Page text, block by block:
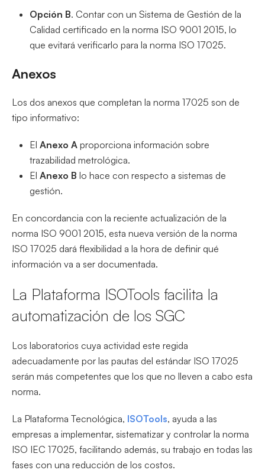
Opción B. Contar con un Sistema de Gestión de la
Calidad certificado en la norma ISO 9001 2015, lo
que evitará verificarlo para la norma ISO 17025.
Anexos
Los dos anexos que completan la norma 17025 son de
tipo informativo:
El Anexo A proporciona información sobre
trazabilidad metrológica.
El Anexo B lo hace con respecto a sistemas de
gestión.
En concordancia con la reciente actualización de la
norma ISO 9001 2015, esta nueva versión de la norma
ISO 17025 dará flexibilidad a la hora de definir qué
información va a ser documentada.
La Plataforma ISOTools facilita la
automatización de los SGC
Los laboratorios cuya actividad este regida
adecuadamente por las pautas del estándar ISO 17025
serán más competentes que los que no lleven a cabo esta
norma.
La Plataforma Tecnológica, ISOTools, ayuda a las
empresas a implementar, sistematizar y controlar la norma
ISO IEC 17025, facilitando además, su trabajo en todas las
fases con una reducción de los costos.